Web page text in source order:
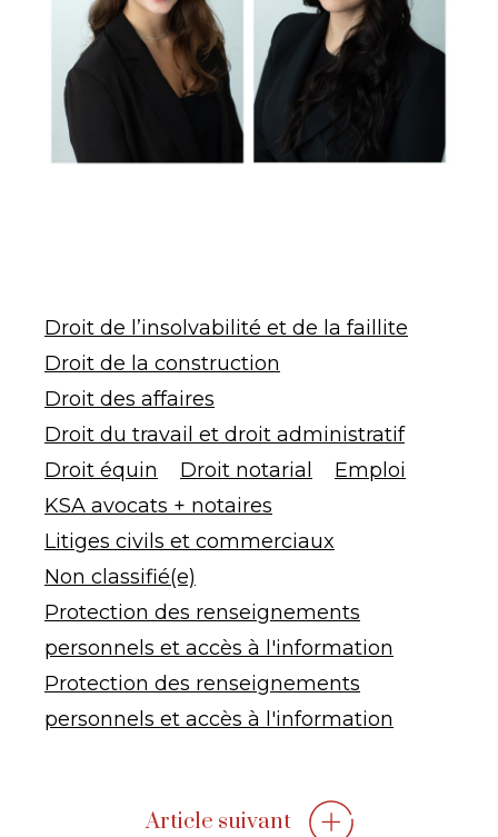
Droit de l’insolvabilité et de la faillite
Droit de la construction
Droit des affaires
Droit du travail et droit administratif
Droit équin
Droit notarial
Emploi
KSA avocats + notaires
Litiges civils et commerciaux
Non classifié(e)
Protection des renseignements
personnels et accès à l'information
Protection des renseignements
personnels et accès à l'information
Article suivant